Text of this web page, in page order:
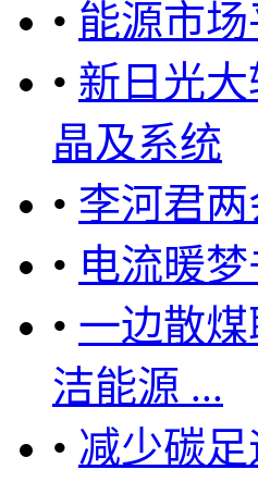
• 能源市
• 新日光
晶及系统
• 李河君
• 电流暖
• 一边散
洁能源 ...
• 减少碳